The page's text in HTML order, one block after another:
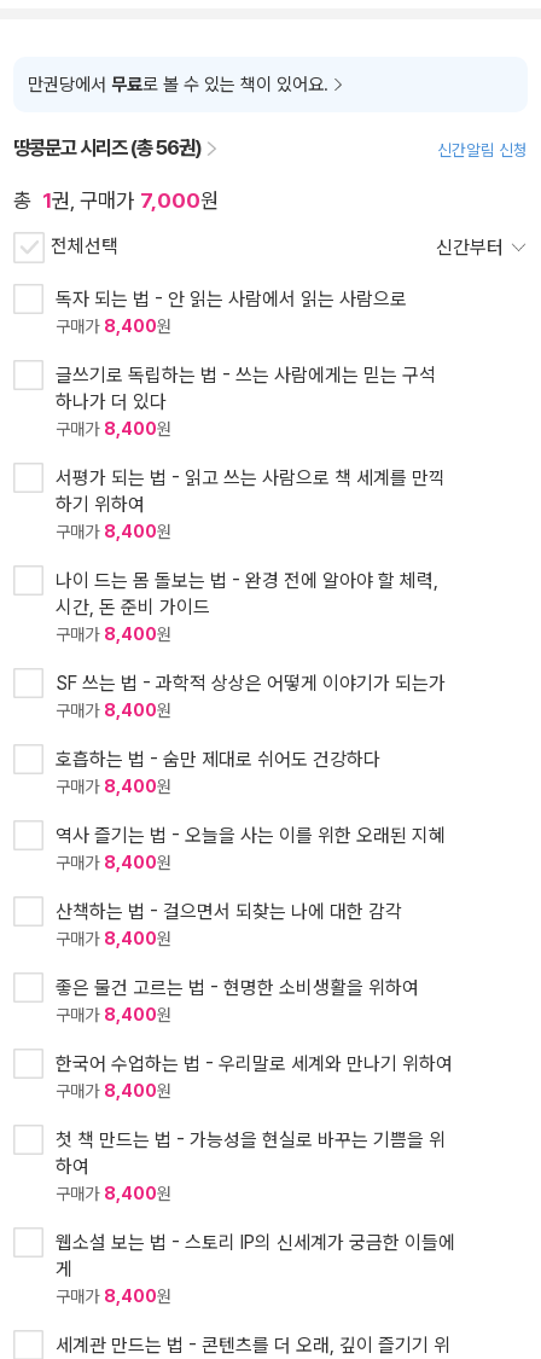
만권당에서 무료로 볼 수 있는 책이 있어요.
땅콩문고 시리즈 (총 56권) 신간알림 신청
총 1권, 구매가 7,000원
전체선택 신간부터
독자 되는 법 - 안 읽는 사람에서 읽는 사람으로
구매가 8,400원
글쓰기로 독립하는 법 - 쓰는 사람에게는 믿는 구석
하나가 더 있다
구매가 8,400원
서평가 되는 법 - 읽고 쓰는 사람으로 책 세계를 만끽
하기 위하여
구매가 8,400원
나이 드는 몸 돌보는 법 - 완경 전에 알아야 할 체력,
시간, 돈 준비 가이드
구매가 8,400원
SF 쓰는 법 - 과학적 상상은 어떻게 이야기가 되는가
구매가 8,400원
호흡하는 법 - 숨만 제대로 쉬어도 건강하다
구매가 8,400원
역사 즐기는 법 - 오늘을 사는 이를 위한 오래된 지혜
구매가 8,400원
산책하는 법 - 걸으면서 되찾는 나에 대한 감각
구매가 8,400원
좋은 물건 고르는 법 - 현명한 소비생활을 위하여
구매가 8,400원
한국어 수업하는 법 - 우리말로 세계와 만나기 위하여
구매가 8,400원
첫 책 만드는 법 - 가능성을 현실로 바꾸는 기쁨을 위
하여
구매가 8,400원
웹소설 보는 법 - 스토리 IP의 신세계가 궁금한 이들에
게
구매가 8,400원
세계관 만드는 법 - 콘텐츠를 더 오래, 깊이 즐기기 위